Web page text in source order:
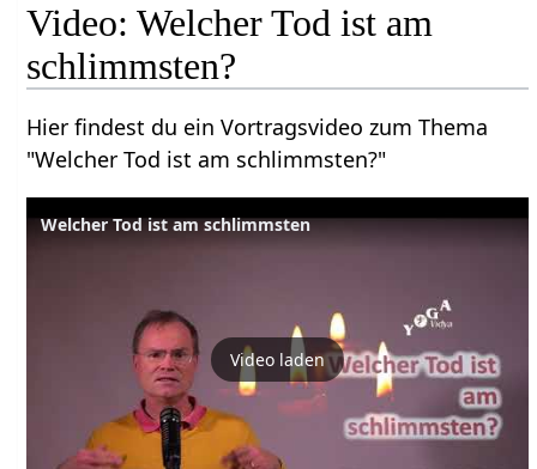
Video: Welcher Tod ist am
schlimmsten?
Hier findest du ein Vortragsvideo zum Thema
"Welcher Tod ist am schlimmsten?"
Welcher Tod ist am schlimmsten
Video laden